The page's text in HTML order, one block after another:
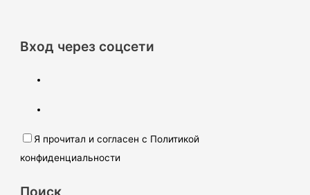
Вход через соцсети
Я прочитал и согласен с Политикой
конфиденциальности
Поиск